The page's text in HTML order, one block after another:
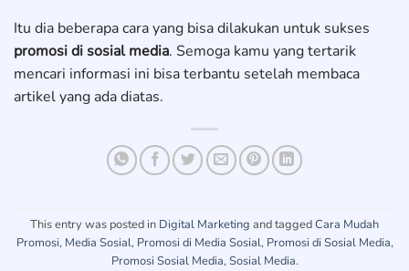
Itu dia beberapa cara yang bisa dilakukan untuk sukses
promosi di sosial media. Semoga kamu yang tertarik
mencari informasi ini bisa terbantu setelah membaca
artikel yang ada diatas.
This entry was posted in Digital Marketing and taggedCara Mudah
Promosi, Media Sosial, Promosi di Media Sosial, Promosi di Sosial Media,
Promosi Sosial Media, Sosial Media.